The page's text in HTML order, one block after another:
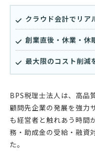
クラウド会計でリア
創業直後・休業・休
最大限のコスト削減
BPS税理士法人は、高品
顧問先企業の発展を強力
も経営者と触れあう時間
務・助成金の受給・融資
た。